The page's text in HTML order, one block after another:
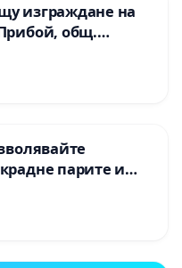
изграждане на
общ.
парите и